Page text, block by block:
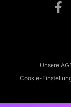
Unsere
Cookie-